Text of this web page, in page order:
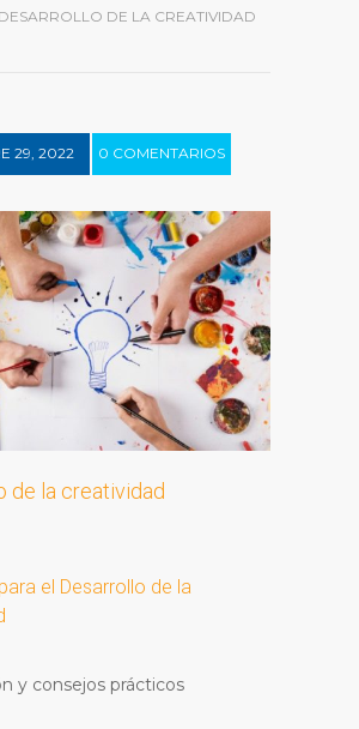
DESARROLLO DE LA CREATIVIDAD
29, 2022 0 COMENTARIOS
de la creatividad
el Desarrollo de la
y consejos prácticos